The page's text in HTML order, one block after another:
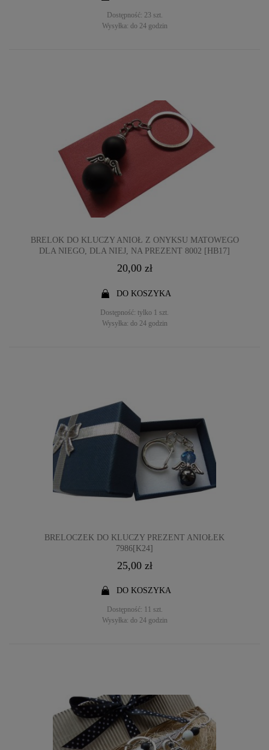
Dostępność: 23 szt.
Wysyłka: do 24 godzin
BRELOK DO KLUCZY ANIOŁ Z ONYKSU MATOWEGO
DLA NIEGO, DLA NIEJ, NA PREZENT 8002 [HB17]
20,00 zł
DO KOSZYKA
Dostępność: tylko 1 szt.
Wysyłka: do 24 godzin
BRELOCZEK DO KLUCZY PREZENT ANIOŁEK
7986[K24]
25,00 zł
DO KOSZYKA
Dostępność: 11 szt.
Wysyłka: do 24 godzin